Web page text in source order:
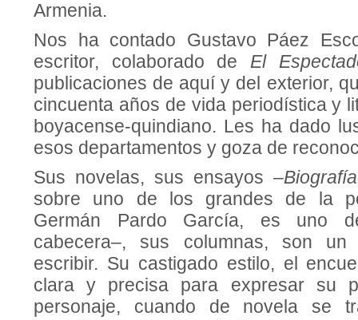
Armenia.
Nos ha contado Gustavo Páez
escritor, colaborado deEl
publicaciones de aquí y del exterior,
cincuenta años de vida periodística y
boyacense-quindiano. Les ha dado
esos departamentos y goza de
Sus novelas, sus ensayos –
sobre uno de los grandes de la
Germán Pardo García, es uno
cabecera–, sus columnas, son
escribir. Su castigado estilo, el
clara y precisa para expresar su
personaje, cuando de novela se